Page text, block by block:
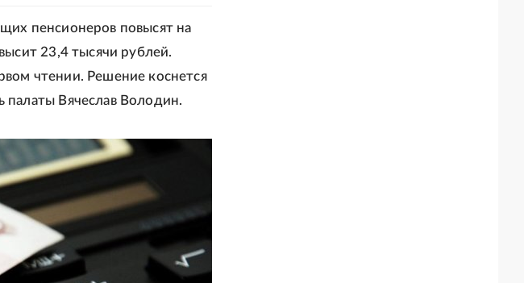
пенсионеров повысят на
23,4 тысячи рублей.
чтении. Решение коснется
палаты Вячеслав Володин.